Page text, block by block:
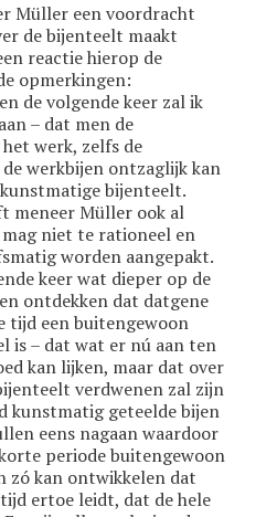
Müller een voordracht
de bijenteelt maakt
reactie hierop de
opmerkingen:
de volgende keer zal ik
– dat men de
werk, zelfs de
werkbijen ontzaglijk kan
bijenteelt.
meneer Müller ook al
mag niet te rationeel en
worden aangepakt.
keer wat dieper op de
ontdekken dat datgene
tijd een buitengewoon
is – dat wat er nú aan ten
kan lijken, maar dat over
verdwenen zal zijn
kunstmatig geteelde bijen
eens nagaan waardoor
periode buitengewoon
zó kan ontwikkelen dat
ertoe leidt, dat de hele